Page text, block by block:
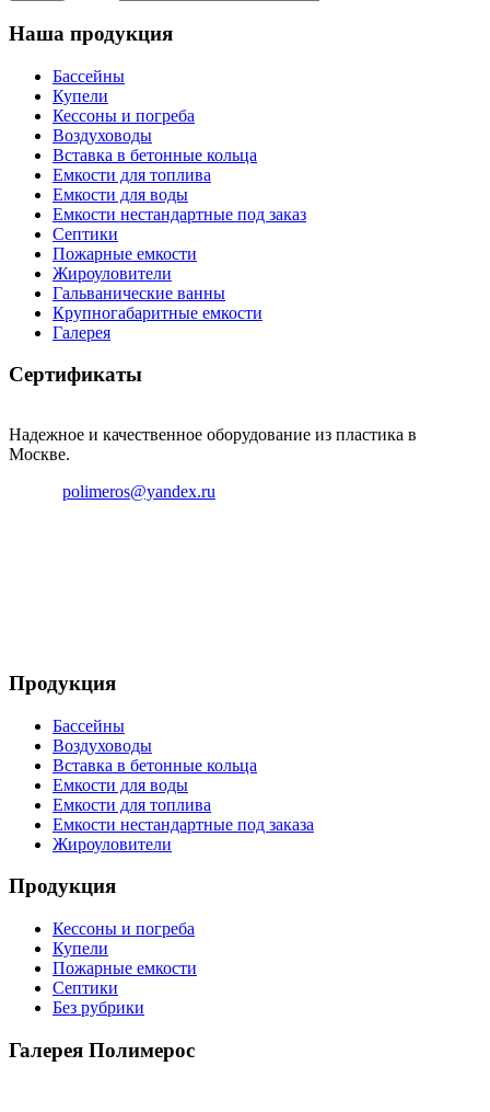
Наша продукция
Бассейны
Купели
Кессоны и погреба
Воздуховоды
Вставка в бетонные кольца
Емкости для топлива
Емкости для воды
Емкости нестандартные под заказ
Септики
Пожарные емкости
Жироуловители
Гальванические ванны
Крупногабаритные емкости
Галерея
Сертификаты
Надежное и качественное оборудование из пластика в
Москве.
polimeros@yandex.ru
Продукция
Бассейны
Воздуховоды
Вставка в бетонные кольца
Емкости для воды
Емкости для топлива
Емкости нестандартные под заказа
Жироуловители
Продукция
Кессоны и погреба
Купели
Пожарные емкости
Септики
Без рубрики
Галерея Полимерос